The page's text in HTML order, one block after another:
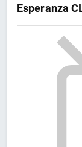
Esperanza
300mm)